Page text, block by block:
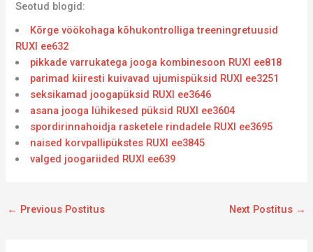
Seotud blogid:
Kõrge vöökohaga kõhukontrolliga treeningretuusid
RUXI ee632
pikkade varrukatega jooga kombinesoon RUXI ee818
parimad kiiresti kuivavad ujumispüksid RUXI ee3251
seksikamad joogapüksid RUXI ee3646
asana jooga lühikesed püksid RUXI ee3604
spordirinnahoidja rasketele rindadele RUXI ee3695
naised korvpallipükstes RUXI ee3845
valged joogariided RUXI ee639
← Previous Postitus Next Postitus →